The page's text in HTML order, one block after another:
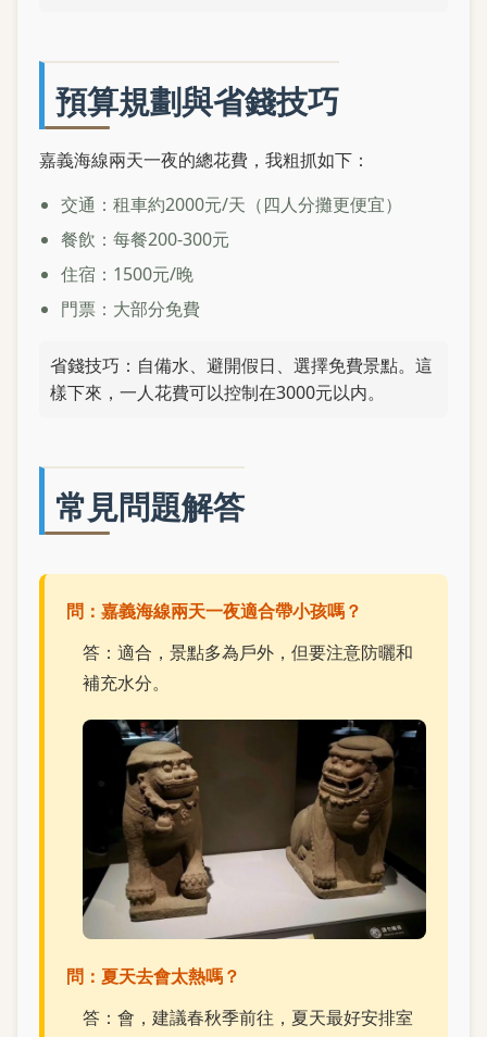
預算規劃與省錢技巧
嘉義海線兩天一夜的總花費，我粗抓如下：
交通：租車約2000元/天（四人分攤更便宜）
餐飲：每餐200-300元
住宿：1500元/晚
門票：大部分免費
省錢技巧：自備水、避開假日、選擇免費景點。這
樣下來，一人花費可以控制在3000元以内。
常見問題解答
問：嘉義海線兩天一夜適合帶小孩嗎？
答：適合，景點多為戶外，但要注意防曬和
補充水分。
問：夏天去會太熱嗎？
答：會，建議春秋季前往，夏天最好安排室